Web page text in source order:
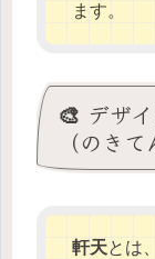
ます。
🎨 デザ
（のきて
軒天とは